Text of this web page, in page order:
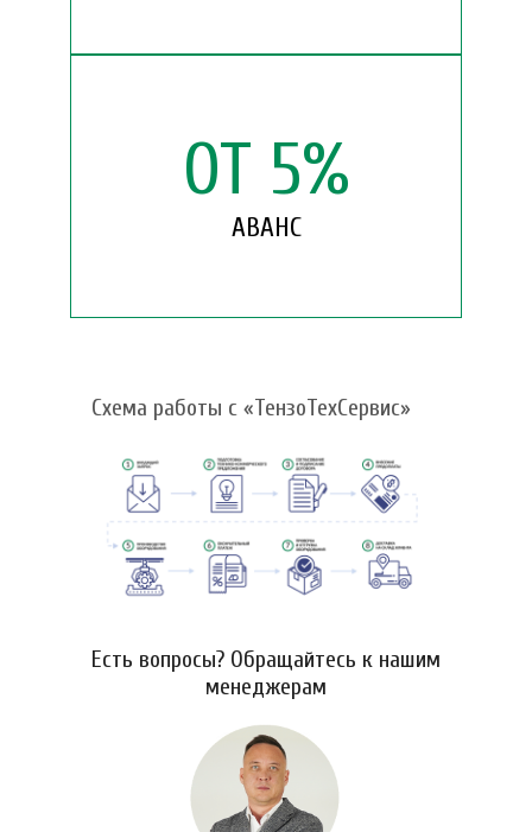
ОТ 5%
АВАНС
Схема работы с «ТензоТехСервис»
Есть вопросы? Обращайтесь к нашим
менеджерам